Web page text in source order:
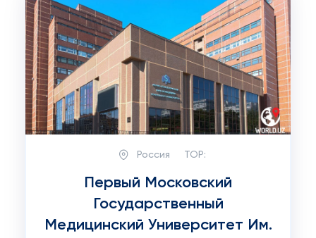
Россия TOP:
Первый Московский
Государственный
Медицинский Университет Им.